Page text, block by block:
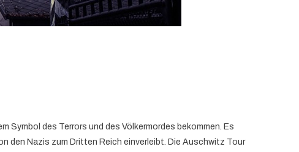
des Terrors und des Völkermordes bekommen. Es
den Nazis zum Dritten Reich einverleibt. Die Auschwitz Tour